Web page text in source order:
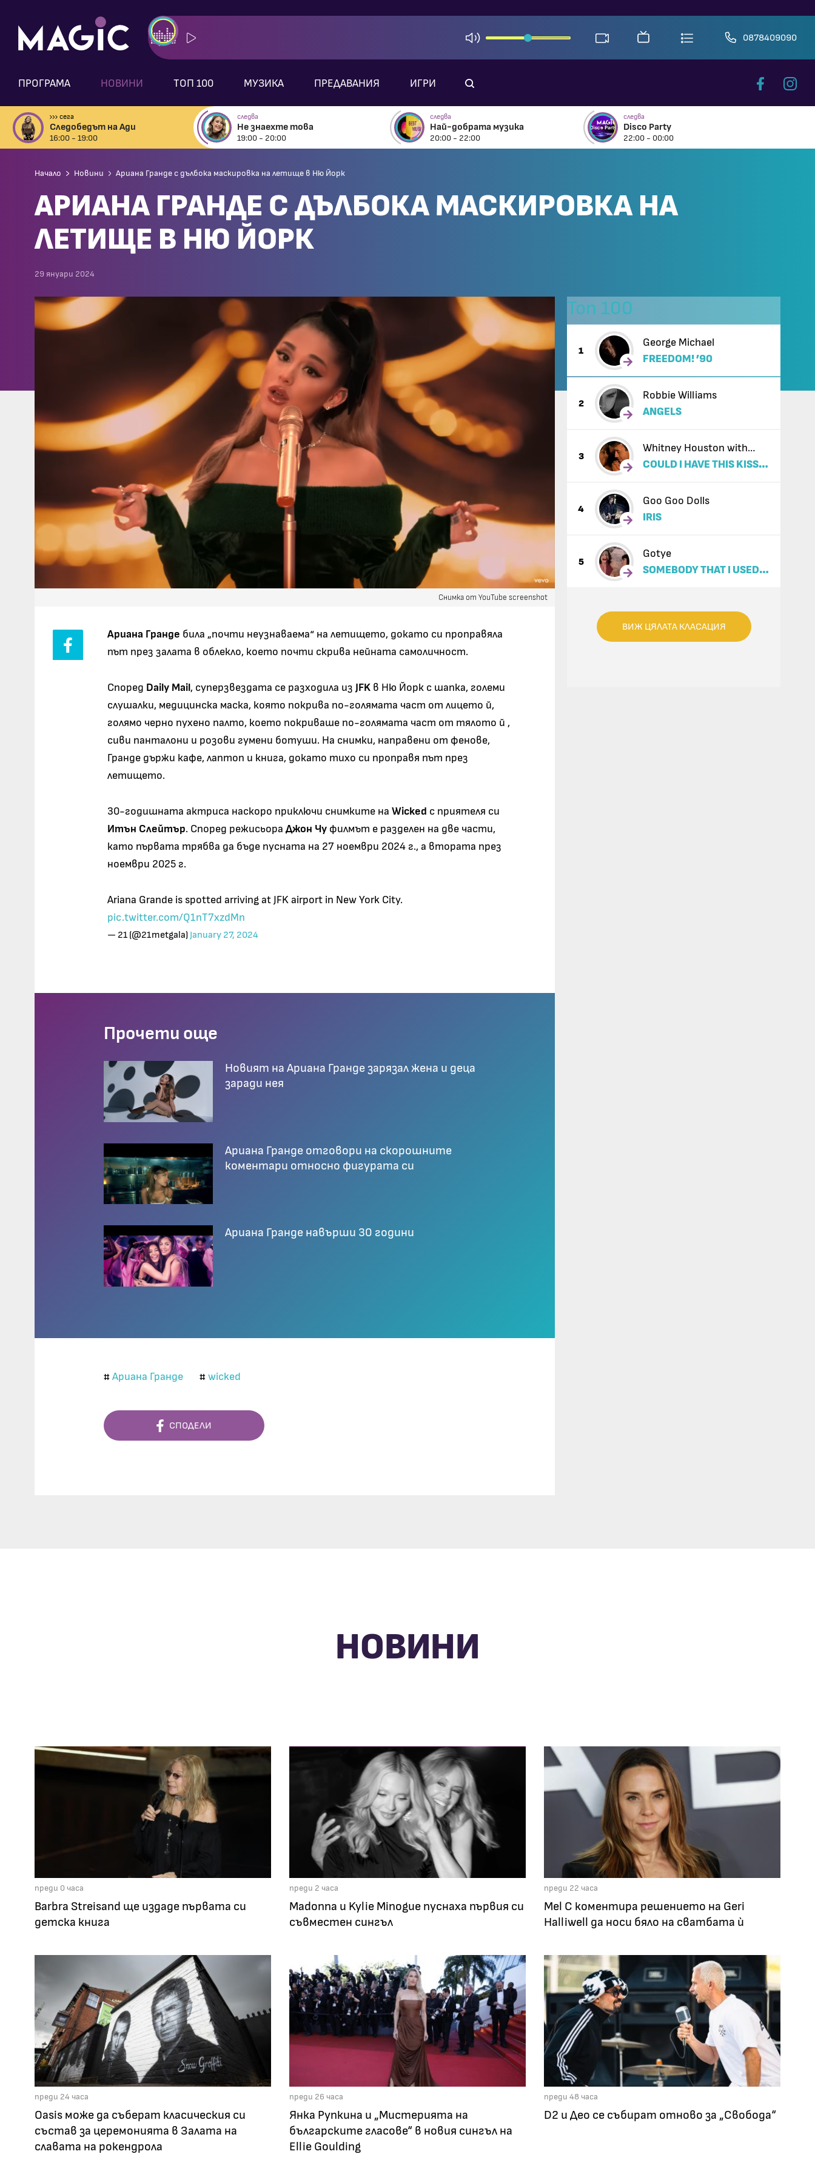
0878409090
ПРОГРАМА НОВИНИ ТОП 100 МУЗИКА ПРЕДАВАНИЯ ИГРИ
сега
Следобедът на Ади
16:00 - 19:00
следва
Не знаехте това
19:00 - 20:00
следва
Най-добрата музика
20:00 - 22:00
следва
Disco Party
22:00 - 00:00
Начало Новини Ариана Гранде с дълбока маскировка на летище в Ню Йорк
АРИАНА ГРАНДЕ С ДЪЛБОКА МАСКИРОВКА НА
ЛЕТИЩЕ В НЮ ЙОРК
29 януари 2024
Снимка от YouTube screenshot
Ариана Гранде била „почти неузнаваема“ на летището, докато си проправяла
път през залата в облекло, което почти скрива нейната самоличност.
Според Daily Mail , суперзвездата се разходила из JFK в Ню Йорк с шапка, големи
слушалки, медицинска маска, която покрива по-голямата част от лицето й,
голямо черно пухено палто, което покриваше по-голямата част от тялото й ,
сиви панталони и розови гумени ботуши. На снимки, направени от фенове,
Гранде държи кафе, лаптоп и книга, докато тихо си проправя път през
летището.
30-годишната актриса наскоро приключи снимките наWicked с приятеля си
Итън Слейтър. Според режисьора Джон Чу филмът е разделен на две части,
като първата трябва да бъде пусната на 27 ноември 2024 г., а втората през
ноември 2025 г.
Ariana Grande is spotted arriving at JFK airport in New York City.
pic.twitter.com/Q1nT7xzdMn
— 21 (@21metgala) January 27, 2024
Прочети още
Новият на Ариана Гранде зарязал жена и деца
заради нея
Ариана Гранде отговори на скорошните
коментари относно фигурата си
Ариана Гранде навърши 30 години
# Ариана Гранде # wicked
СПОДЕЛИ
Топ 100
1
George Michael
FREEDOM! ’90
2
Robbie Williams
ANGELS
3
Whitney Houston with
Enrique Iglesias
COULD I HAVE THIS KISS
4
Goo Goo Dolls
IRIS
5
Gotye
SOMEBODY THAT I USED
ВИЖ ЦЯЛАТА КЛАСАЦИЯ
НОВИНИ
преди 0 часа
Barbra Streisand ще издаде първата си
детска книга
преди 2 часа
Madonna и Kylie Minogue пуснаха първия си
съвместен сингъл
преди 22 часа
Mel C коментира решението на Geri
Halliwell да носи бяло на сватбата ѝ
преди 24 часа
Oasis може да съберат класическия си
състав за церемонията в Залата на
славата на рокендрола
преди 26 часа
Янка Рупкина и „Мистерията на
българските гласове“ в новия сингъл на
Ellie Goulding
преди 48 часа
D2 и Део се събират отново за „Свобода“